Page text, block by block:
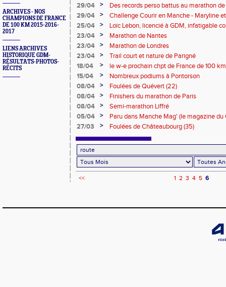
ARCHIVES - NOS
CHAMPIONS DE FRANCE
DE 100 KM 2015-2016-
2017
LIENS ARCHIVES
HISTORIQUE GDM-
RÉSULTATS-PHOTOS-
RÉCITS
29/04
>
Des records perso battus au marathon
29/04
>
Challenge Courir en Manche - Maryline
récompensés
25/04 >
Loïc Lebon, licencié à GDM, infatigable
23/04
>
Marathon de Nantes
23/04
>
Marathon de Londres
23/04
>
Trail court et nature de Parigné
18/04
>
le w-e prochain chpt de France de 100
Londres, Parigné, stage, Teilleul...
15/04 >
Nombreux podiums à Pontorson
08/04
>
Foulées de Quévert (22)
08/04
>
Finishers du marathon de Paris
08/04
>
Semi-marathon Liffré
05/04
>
Paru dans Manche Mag' (le magazine
avril 2018
27/03 > Foulées de Châteaubourg (35)
<< 1 2 3 4 5 6